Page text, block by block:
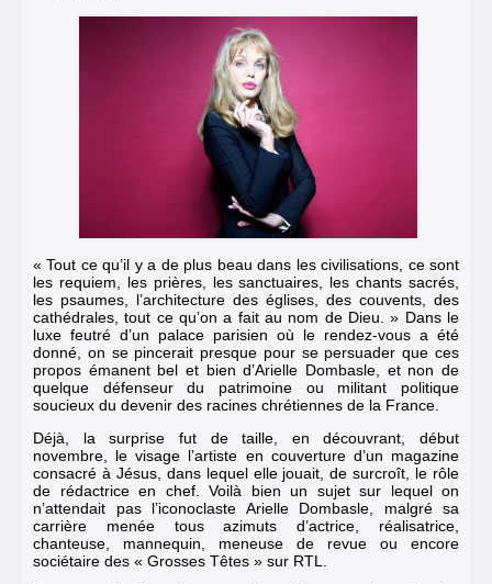
« Tout ce qu’il y a de plus beau dans les civilisations, ce sont
les requiem, les prières, les sanctuaires, les chants sacrés,
les psaumes, l’architecture des églises, des couvents, des
cathédrales, tout ce qu’on a fait au nom de Dieu. » Dans le
luxe feutré d’un palace parisien où le rendez-vous a été
donné, on se pincerait presque pour se persuader que ces
propos émanent bel et bien d’Arielle Dombasle, et non de
quelque défenseur du patrimoine ou militant politique
soucieux du devenir des racines chrétiennes de la France.
Déjà, la surprise fut de taille, en découvrant, début
novembre, le visage l’artiste en couverture d’un magazine
consacré à Jésus, dans lequel elle jouait, de surcroît, le rôle
de rédactrice en chef. Voilà bien un sujet sur lequel on
n’attendait pas l’iconoclaste Arielle Dombasle, malgré sa
carrière menée tous azimuts d’actrice, réalisatrice,
chanteuse, mannequin, meneuse de revue ou encore
sociétaire des « Grosses Têtes » sur RTL.